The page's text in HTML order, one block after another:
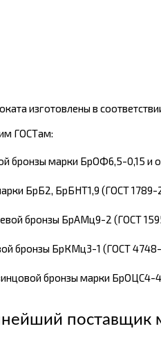
изготовлены в
ГОСТам:
бронзы марки БрОФ6,5-0,15
БрБ2, БрБНТ1,9 (ГОСТ 1789-
бронзы БрАМц9-2 (ГОСТ
бронзы БрКМц3-1 (ГОСТ
бронзы марки БрОЦС4-
поставщик